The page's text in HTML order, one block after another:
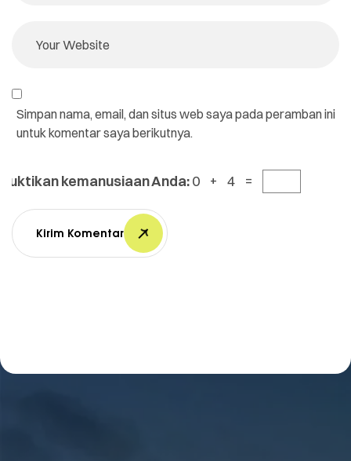
Simpan nama, email, dan situs web saya pada peramban ini
untuk komentar saya berikutnya.
Buktikan kemanusiaan Anda:0 + 4 =
Kirim Komentar